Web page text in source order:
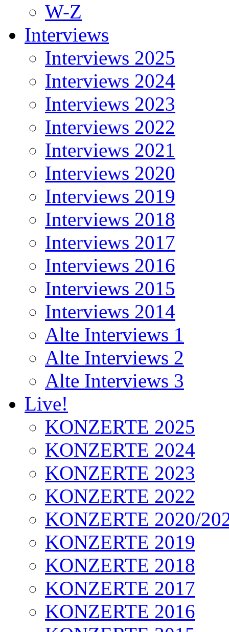
W-Z
Interviews
Interviews 2025
Interviews 2024
Interviews 2023
Interviews 2022
Interviews 2021
Interviews 2020
Interviews 2019
Interviews 2018
Interviews 2017
Interviews 2016
Interviews 2015
Interviews 2014
Alte Interviews 1
Alte Interviews 2
Alte Interviews 3
Live!
KONZERTE 2025
KONZERTE 2024
KONZERTE 2023
KONZERTE 2022
KONZERTE 2020/
KONZERTE 2019
KONZERTE 2018
KONZERTE 2017
KONZERTE 2016